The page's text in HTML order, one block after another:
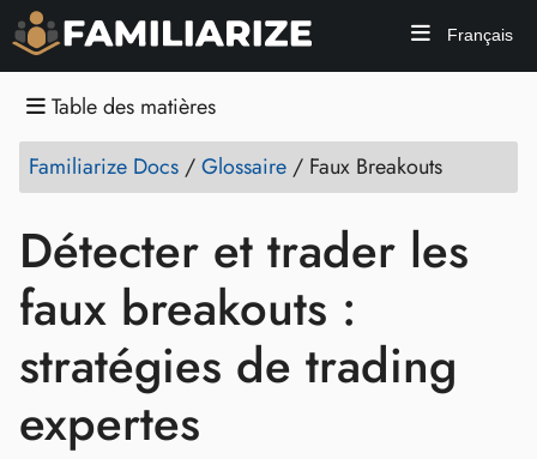
Français
Table des matières
Familiarize Docs /Glossaire / Faux Breakouts
Détecter et trader les
faux breakouts :
stratégies de trading
expertes